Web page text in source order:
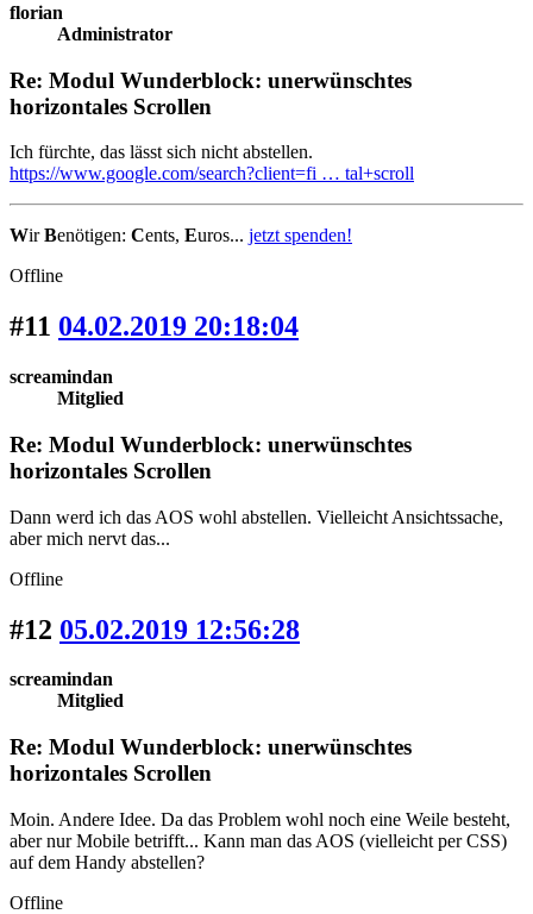
florian
Administrator
Re: Modul Wunderblock: unerwünschtes
horizontales Scrollen
Ich fürchte, das lässt sich nicht abstellen.
https://www.google.com/search?client=fi … tal+scroll
WirBenötigen: Cents, Euros... jetzt spenden!
Offline
#11 04.02.2019 20:18:04
screamindan
Mitglied
Re: Modul Wunderblock: unerwünschtes
horizontales Scrollen
Dann werd ich das AOS wohl abstellen. Vielleicht Ansichtssache,
aber mich nervt das...
Offline
#12 05.02.2019 12:56:28
screamindan
Mitglied
Re: Modul Wunderblock: unerwünschtes
horizontales Scrollen
Moin. Andere Idee. Da das Problem wohl noch eine Weile besteht,
aber nur Mobile betrifft... Kann man das AOS (vielleicht per CSS)
auf dem Handy abstellen?
Offline